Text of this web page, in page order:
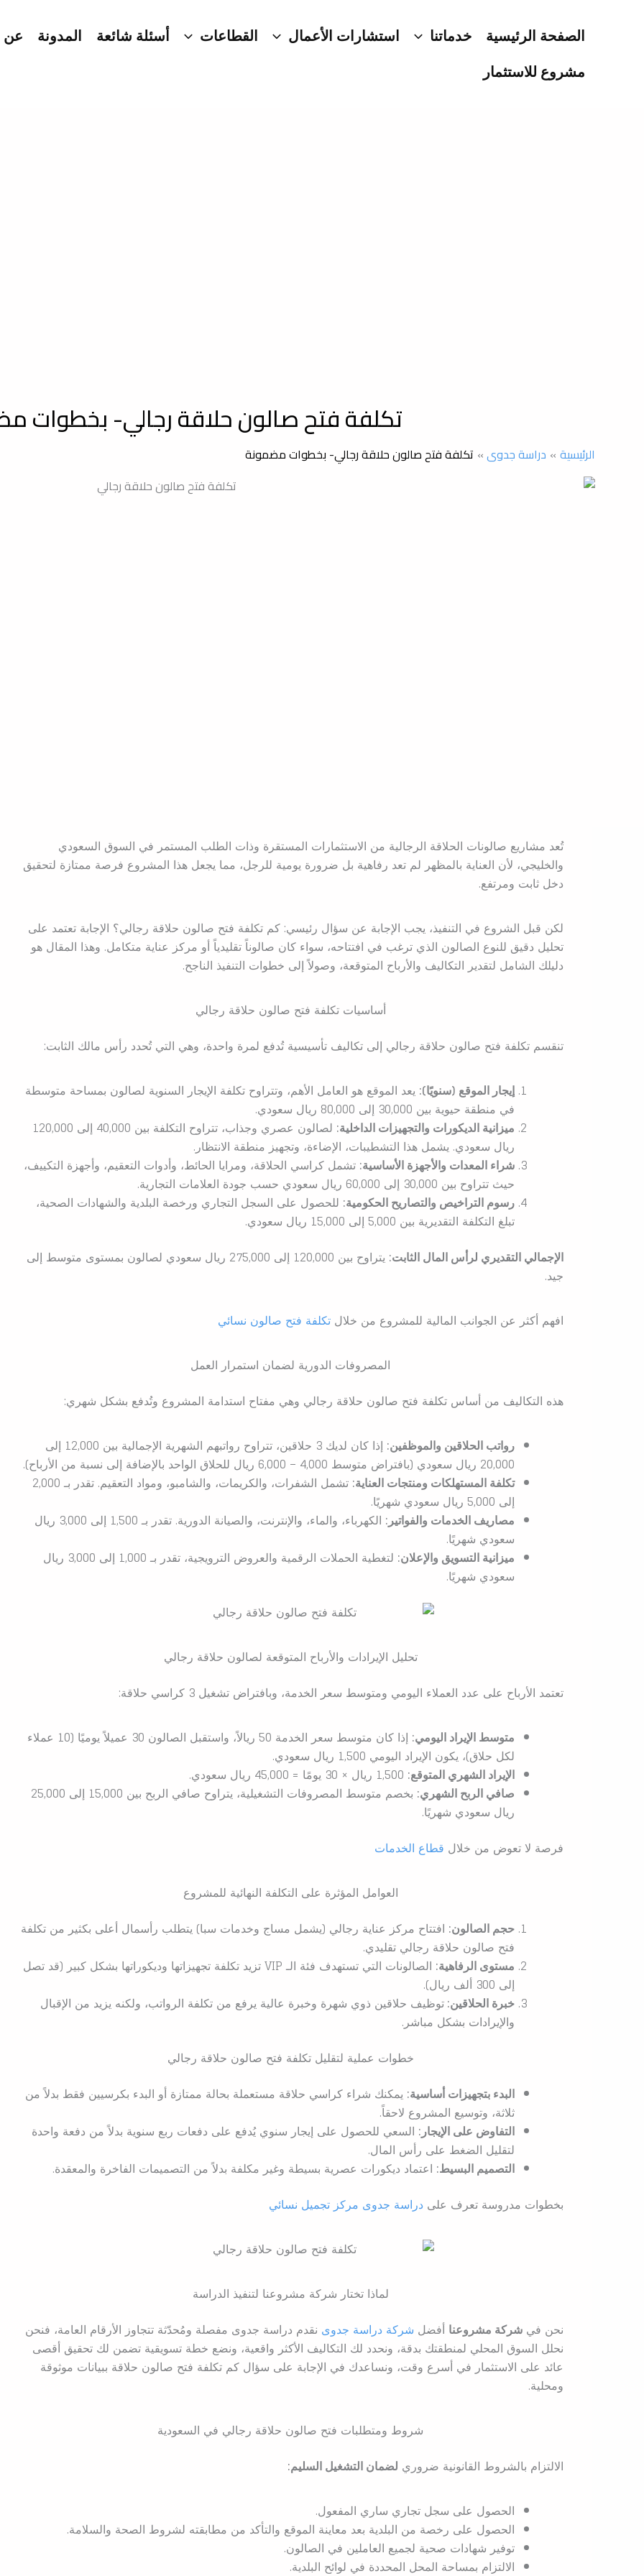
الصفحة الرئيسية خدماتنا استشارات الأعمال القطاعات أسئلة شائعة المدونة عن
مشروع للاستثمار
تكلفة فتح صالون حلاقة رجالي- بخطوات
الرئيسية دراسة جدوى تكلفة فتح صالون حلاقة رجالي- بخطوات مضمونة
تُعد مشاريع صالونات الحلاقة الرجالية من الاستثمارات المستقرة وذات الطلب المستمر في السوق السعودي
والخليجي، لأن العناية بالمظهر لم تعد رفاهية بل ضرورة يومية للرجل، مما يجعل هذا المشروع فرصة ممتازة لتحقيق
دخل ثابت ومرتفع.
لكن قبل الشروع في التنفيذ، يجب الإجابة عن سؤال رئيسي: كم تكلفة فتح صالون حلاقة رجالي؟ الإجابة تعتمد على
تحليل دقيق للنوع الصالون الذي ترغب في افتتاحه، سواء كان صالوناً تقليدياً أو مركز عناية متكامل. وهذا المقال هو
دليلك الشامل لتقدير التكاليف والأرباح المتوقعة، وصولاً إلى خطوات التنفيذ الناجح.
أساسيات تكلفة فتح صالون حلاقة رجالي
تنقسم تكلفة فتح صالون حلاقة رجالي إلى تكاليف تأسيسية تُدفع لمرة واحدة، وهي التي تُحدد رأس مالك الثابت:
إيجار الموقع (سنويًا): يعد الموقع هو العامل الأهم، وتتراوح تكلفة الإيجار السنوية لصالون بمساحة متوسطة
في منطقة حيوية بين 30,000 إلى 80,000 ريال سعودي.
ميزانية الديكورات والتجهيزات الداخلية:
لصالون عصري وجذاب، تتراوح التكلفة بين 40,000 إلى 120,000
ريال سعودي. يشمل هذا التشطيبات، الإضاءة، وتجهيز منطقة الانتظار.
شراء المعدات والأجهزة الأساسية: تشمل كراسي الحلاقة، ومرايا الحائط، وأدوات التعقيم، وأجهزة التكييف،
حيث تتراوح بين 30,000 إلى 60,000 ريال سعودي حسب جودة العلامات التجارية.
رسوم التراخيص والتصاريح الحكومية: للحصول على السجل التجاري ورخصة البلدية والشهادات الصحية،
تبلغ التكلفة التقديرية بين 5,000 إلى 15,000 ريال سعودي.
الإجمالي التقديري لرأس المال الثابت:
يتراوح بين 120,000 إلى 275,000 ريال سعودي لصالون بمستوى متوسط إلى
جيد.
افهم أكثر عن الجوانب المالية للمشروع من خلال تكلفة فتح صالون نسائي
المصروفات الدورية لضمان استمرار العمل
هذه التكاليف من أساس تكلفة فتح صالون حلاقة رجالي وهي مفتاح استدامة المشروع وتُدفع بشكل شهري:
رواتب الحلاقين والموظفين:
إذا كان لديك 3 حلاقين، تتراوح رواتبهم الشهرية الإجمالية بين 12,000 إلى
20,000 ريال سعودي (بافتراض متوسط 4,000 – 6,000 ريال للحلاق الواحد بالإضافة إلى نسبة من الأرباح).
تكلفة المستهلكات ومنتجات العناية:
تشمل الشفرات، والكريمات، والشامبو، ومواد التعقيم. تقدر بـ 2,000
إلى 5,000 ريال سعودي شهريًا.
مصاريف الخدمات والفواتير:
الكهرباء، والماء، والإنترنت، والصيانة الدورية. تقدر بـ 1,500 إلى 3,000 ريال
سعودي شهريًا.
ميزانية التسويق والإعلان:
لتغطية الحملات الرقمية والعروض الترويجية، تقدر بـ 1,000 إلى 3,000 ريال
سعودي شهريًا.
تحليل الإيرادات والأرباح المتوقعة لصالون حلاقة رجالي
تعتمد الأرباح على عدد العملاء اليومي ومتوسط سعر الخدمة، وبافتراض تشغيل 3 كراسي حلاقة:
متوسط الإيراد اليومي:
إذا كان متوسط سعر الخدمة 50 ريالاً، واستقبل الصالون 30 عميلاً يوميًا (10 عملاء
لكل حلاق)، يكون الإيراد اليومي 1,500 ريال سعودي.
الإيراد الشهري المتوقع:
صافي الربح الشهري:
بخصم متوسط المصروفات التشغيلية، يتراوح صافي الربح بين 15,000 إلى 25,000
ريال سعودي شهريًا.
فرصة لا تعوض من خلال قطاع الخدمات
العوامل المؤثرة على التكلفة النهائية للمشروع
حجم الصالون: افتتاح مركز عناية رجالي (يشمل مساج وخدمات سبا) يتطلب رأسمال أعلى بكثير من تكلفة
فتح صالون حلاقة رجالي تقليدي.
مستوى الرفاهية:
الصالونات التي تستهدف فئة الـ VIP تزيد تكلفة تجهيزاتها وديكوراتها بشكل كبير (قد تصل
إلى 300 ألف ريال).
خبرة الحلاقين:توظيف حلاقين ذوي شهرة وخبرة عالية يرفع من تكلفة الرواتب، ولكنه يزيد من الإقبال
والإيرادات بشكل مباشر.
خطوات عملية لتقليل تكلفة فتح صالون حلاقة رجالي
البدء بتجهيزات أساسية: يمكنك شراء كراسي حلاقة مستعملة بحالة ممتازة أو البدء بكرسيين فقط بدلاً من
ثلاثة، وتوسيع المشروع لاحقاً.
التفاوض على الإيجار: السعي للحصول على إيجار سنوي يُدفع على دفعات ربع سنوية بدلاً من دفعة واحدة
لتقليل الضغط على رأس المال.
التصميم البسيط: اعتماد ديكورات عصرية بسيطة وغير مكلفة بدلاً من التصميمات الفاخرة والمعقدة.
بخطوات مدروسة تعرف على دراسة جدوى مركز تجميل نسائي
لماذا تختار شركة مشروعنا لتنفيذ الدراسة
نحن في شركة مشروعنا أفضل شركة دراسة جدوى نقدم دراسة جدوى مفصلة ومُحدّثة تتجاوز الأرقام العامة، فنحن
نحلل السوق المحلي لمنطقتك بدقة، ونحدد لك التكاليف الأكثر واقعية، ونضع خطة تسويقية تضمن لك تحقيق أقصى
عائد على الاستثمار في أسرع وقت، ونساعدك في الإجابة على سؤال كم تكلفة فتح صالون حلاقة ببيانات موثوقة
ومحلية.
شروط ومتطلبات فتح صالون حلاقة رجالي في السعودية
الالتزام بالشروط القانونية ضروري لضمان التشغيل السليم:
الحصول على سجل تجاري ساري المفعول.
الحصول على رخصة من البلدية بعد معاينة الموقع والتأكد من مطابقته لشروط الصحة والسلامة.
توفير شهادات صحية لجميع العاملين في الصالون.
الالتزام بمساحة المحل المحددة في لوائح البلدية.